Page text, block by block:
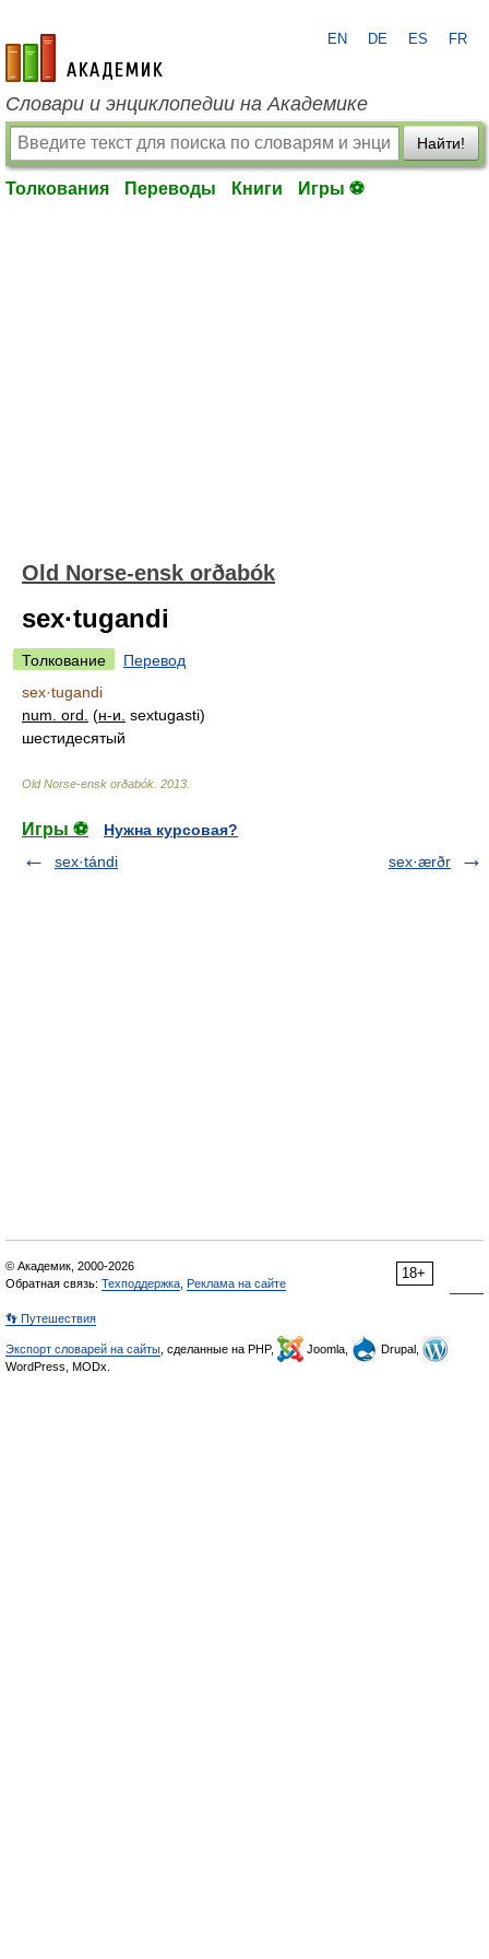
academic.ru
EN DE ES FR
Словари и энциклопедии на Академике
Найти!
Толкования Переводы Книги Игры ⚽
Old Norse-ensk orðabók
sex·tugandi
Толкование
Перевод
sex·tugandi
num. ord. (н-и. sextugasti)
шестидесятый
Old Norse-ensk orðabók 2013
Игры ⚽
Нужна курсовая?
sex·tándi
sex·ærðr
18+
© Академик, 2000-2026
Обратная связь: Техподдержка Реклама на сайте
👣 Путешествия
Экспорт словарей на сайты , сделанные на PHP, Joomla,
Drupal,
WordPress, MODx.